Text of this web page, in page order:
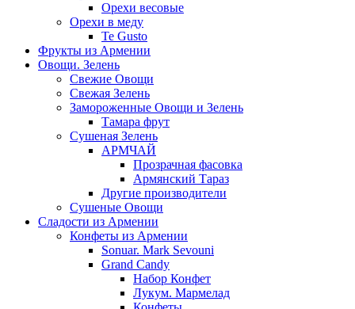
Орехи весовые
Орехи в меду
Te Gusto
Фрукты из Армении
Овощи. Зелень
Свежие Овощи
Свежая Зелень
Замороженные Овощи и Зелень
Тамара фрут
Сушеная Зелень
АРМЧАЙ
Прозрачная фасовка
Армянский Тараз
Другие производители
Сушеные Овощи
Сладости из Армении
Конфеты из Армении
Sonuar. Mark Sevouni
Grand Candy
Набор Конфет
Лукум. Мармелад